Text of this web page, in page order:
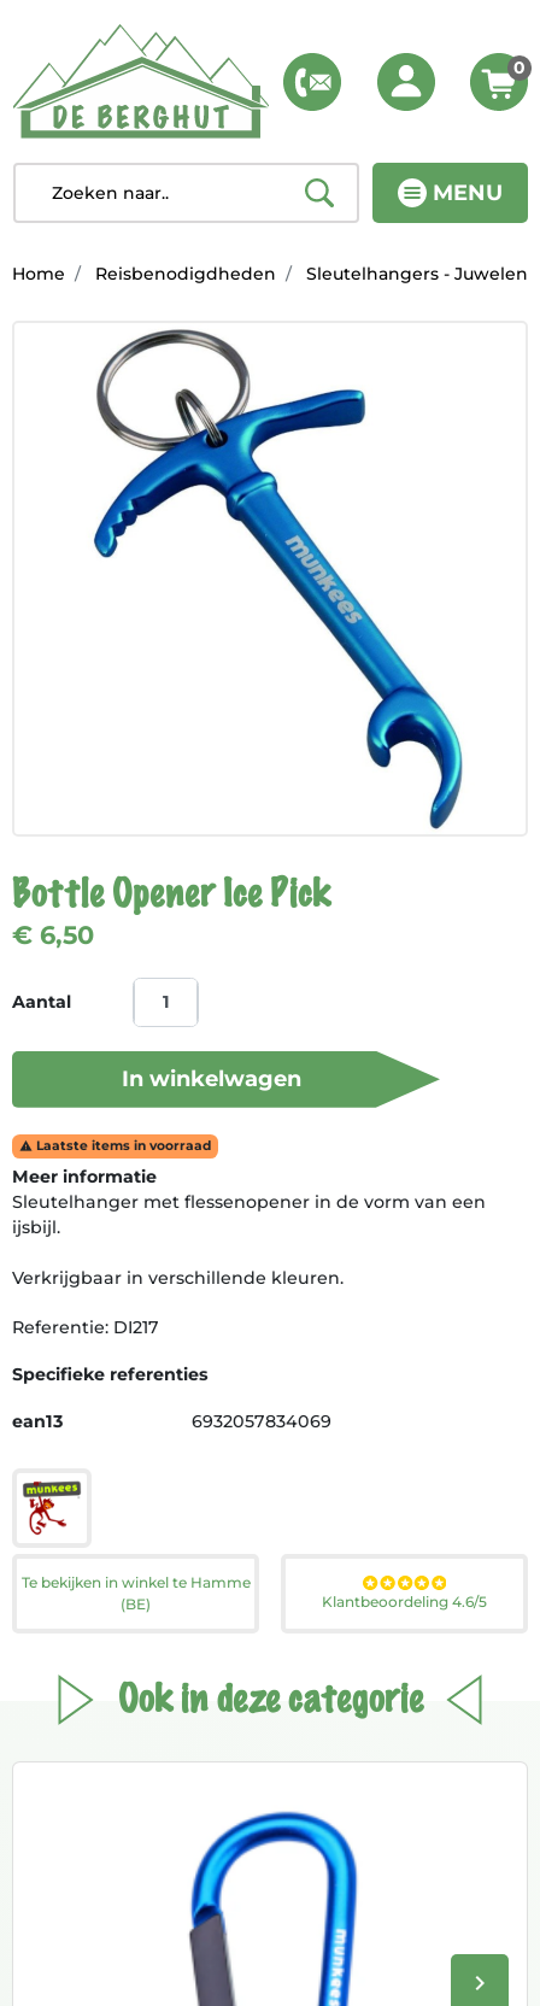
MENU
0
Home Reisbenodigdheden Sleutelhangers - Juwelen
Bottle Opener Ice Pick
€ 6,50
Aantal
In winkelwagen
 Laatste items in voorraad
Meer informatie
Sleutelhanger met flessenopener in de vorm van een
ijsbijl.
Verkrijgbaar in verschillende kleuren.
Referentie: DI217
Specifieke referenties
ean13 6932057834069
Te bekijken in winkel te Hamme
(BE)
Klantbeoordeling 4.6/5
Ook in deze categorie
keyboard_arrow_right